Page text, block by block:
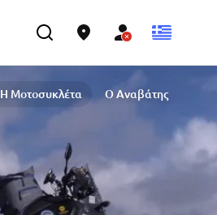
Η Μοτοσυκλέτα Ο Αναβάτης